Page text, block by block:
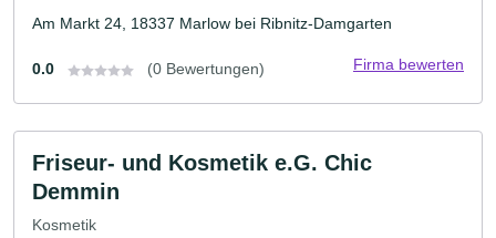
Am Markt 24, 18337 Marlow bei Ribnitz-Damgarten
0.0 (0 Bewertungen) Firma bewerten
Friseur- und Kosmetik e.G. Chic
Demmin
Kosmetik